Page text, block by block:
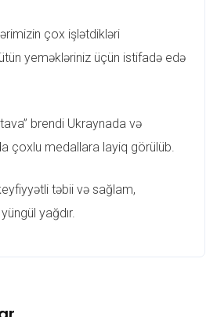
çox işlətdikləri
yeməkləriniz üçün istifadə edə
brendi Ukraynada və
çoxlu medallara layiq görülüb.
təbii və sağlam,
yağdır.